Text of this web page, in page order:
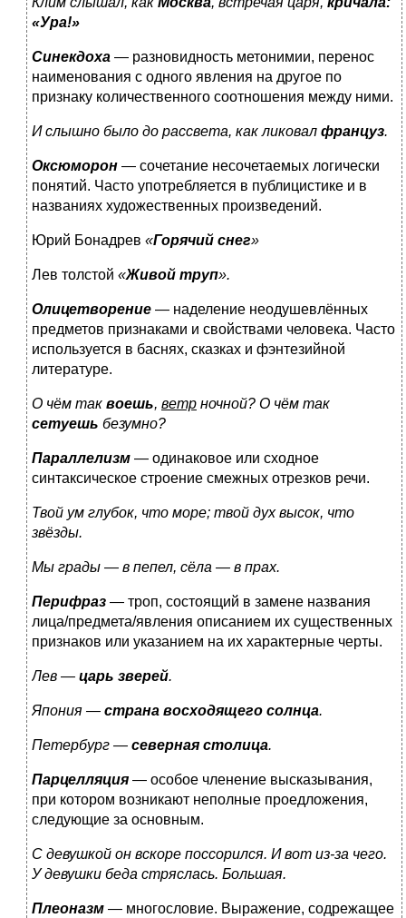
«Ура!»
Синекдоха — разновидность метонимии, перенос
наименования с одного явления на другое по
признаку количественного соотношения между ними.
И слышно было до рассвета, как ликовал француз.
Оксюморон — сочетание несочетаемых логически
понятий. Часто употребляется в публицистике и в
названиях художественных произведений.
Юрий Бонадрев «Горячий снег»
Лев толстой «Живой труп».
Олицетворение — наделение неодушевлённых
предметов признаками и свойствами человека. Часто
используется в баснях, сказках и фэнтезийной
литературе.
О чём так воешь, ветр ночной? О чём так
сетуешь безумно?
Параллелизм — одинаковое или сходное
синтаксическое строение смежных отрезков речи.
Твой ум глубок, что море; твой дух высок, что
звёзды.
Мы грады — в пепел, сёла — в прах.
Перифраз — троп, состоящий в замене названия
лица/предмета/явления описанием их существенных
признаков или указанием на их характерные черты.
Лев — царь зверей.
Япония — страна восходящего солнца.
Петербург — северная столица.
Парцелляция — особое членение высказывания,
при котором возникают неполные проедложения,
следующие за основным.
С девушкой он вскоре поссорился. И вот из-за чего.
У девушки беда стряслась. Большая.
Плеоназм — многословие. Выражение, содрежащее